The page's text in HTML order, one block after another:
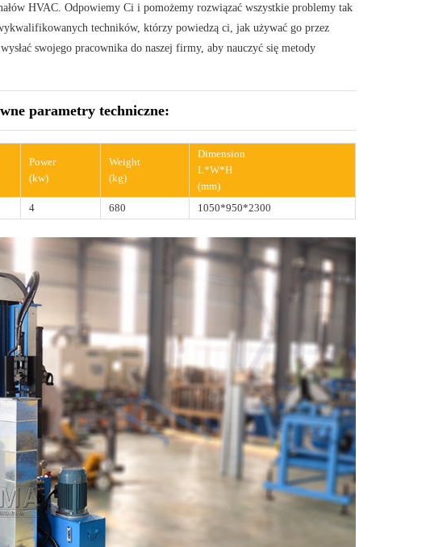
HVAC. Odpowiemy Ci i pomożemy rozwiązać wszystkie problemy tak
techników, którzy powiedzą ci, jak używać go przez
swojego pracownika do naszej firmy, aby nauczyć się metody
parametry techniczne:
Power
(kw)
Weight
(kg)
Dimension
L*W*H
(mm)
4 680 1050*950*2300